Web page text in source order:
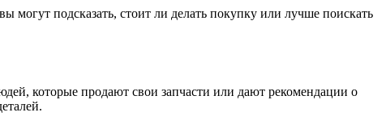
могут подсказать, стоит ли делать покупку или лучше поискать
которые продают свои запчасти или дают рекомендации о